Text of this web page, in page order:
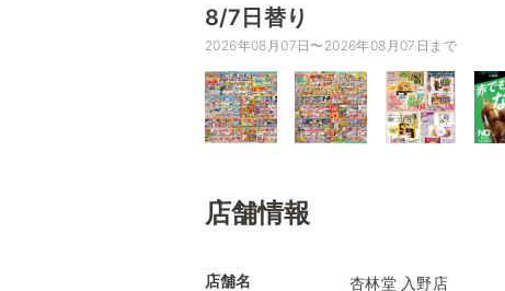
8/7日替り
2026年08月07日〜2026年08月07日まで
店舗情報
店舗名 杏林堂 入野店